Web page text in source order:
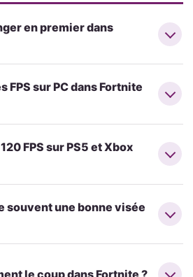
en premier dans
FPS sur PC dans Fortnite
FPS sur PS5 et Xbox
souvent une bonne visée
le coup dans Fortnite ?